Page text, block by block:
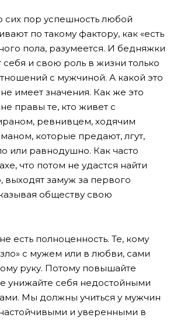
сих пор успешность любой
по такому фактору, как «есть
пола, разумеется. И бедняжки
и свою роль в жизни только
с мужчиной. А какой это
имеет значения. Как же это
правы те, кто живет с
ревнивцем, ходячим
которые предают, лгут,
или равнодушно. Как часто
что потом не удастся найти
выходят замуж за первого
обществу свою
есть полноценность. Те, кому
с мужем или в любви, сами
руку. Потому повышайте
унижайте себя недостойными
Мы должны учиться у мужчин
и уверенными в